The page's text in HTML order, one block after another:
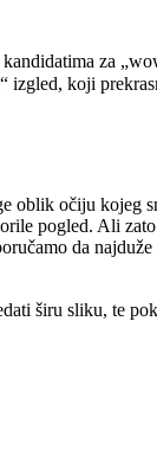
za
koji
oblik očiju
pogled. Ali
da
širu sliku, te